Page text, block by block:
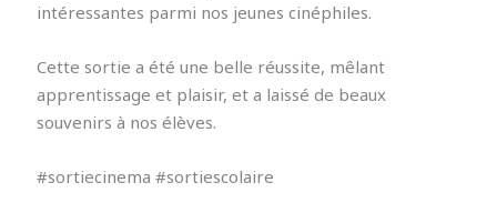
intéressantes parmi nos jeunes cinéphiles.
Cette sortie a été une belle réussite, mêlant
apprentissage et plaisir, et a laissé de beaux
souvenirs à nos élèves.
#sortiecinema #sortiescolaire